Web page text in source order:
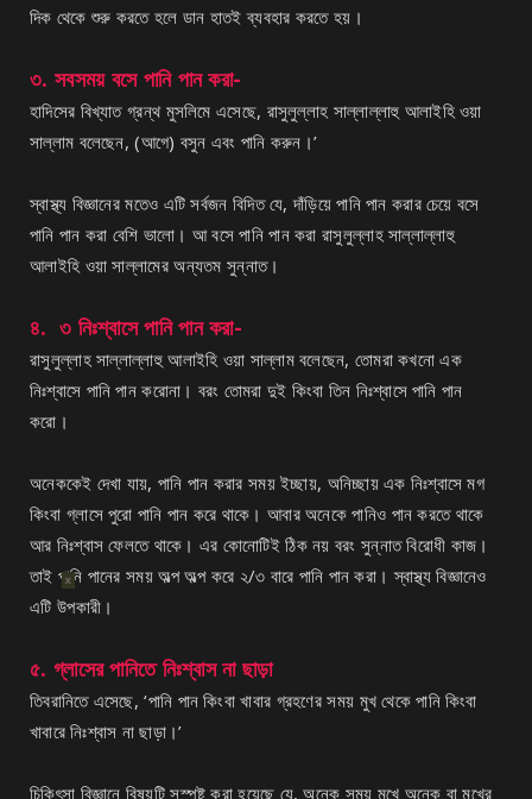
দিক থেকে শুরু করতে হলে ডান হাতই ব্যবহার করতে হয়।
৩. সবসময় বসে পানি পান করা-
হাদিসের বিখ্যাত গ্রন্থ মুসলিমে এসেছে, রাসুলুল্লাহ সাল্লাল্লাহু আলাইহি ওয়া
সাল্লাম বলেছেন, (আগে) বসুন এবং পানি করুন।’
স্বাস্থ্য বিজ্ঞানের মতেও এটি সর্বজন বিদিত যে, দাঁড়িয়ে পানি পান করার চেয়ে বসে
পানি পান করা বেশি ভালো। আ বসে পানি পান করা রাসুলুল্লাহ সাল্লাল্লাহু
আলাইহি ওয়া সাল্লামের অন্যতম সুন্নাত।
৪. ৩ নিঃশ্বাসে পানি পান করা-
রাসুলুল্লাহ সাল্লাল্লাহু আলাইহি ওয়া সাল্লাম বলেছেন, তোমরা কখনো এক
নিঃশ্বাসে পানি পান করোনা। বরং তোমরা দুই কিংবা তিন নিঃশ্বাসে পানি পান
করো।
অনেককেই দেখা যায়, পানি পান করার সময় ইচ্ছায়, অনিচ্ছায় এক নিঃশ্বাসে মগ
কিংবা গ্লাসে পুরো পানি পান করে থাকে। আবার অনেকে পানিও পান করতে থাকে
আর নিঃশ্বাস ফেলতে থাকে। এর কোনোটিই ঠিক নয় বরং সুন্নাত বিরোধী কাজ।
তাই পানি পানের সময় অল্প অল্প করে ২/৩ বারে পানি পান করা। স্বাস্থ্য বিজ্ঞানেও
এটি উপকারী।
৫. গ্লাসের পানিতে নিঃশ্বাস না ছাড়া
তিবরানিতে এসেছে, ‘পানি পান কিংবা খাবার গ্রহণের সময় মুখ থেকে পানি কিংবা
খাবারে নিঃশ্বাস না ছাড়া।’
চিকিৎসা বিজ্ঞানে বিষয়টি সুস্পষ্ট করা হয়েছে যে, অনেক সময় মুখে অনেক বা মুখের
X